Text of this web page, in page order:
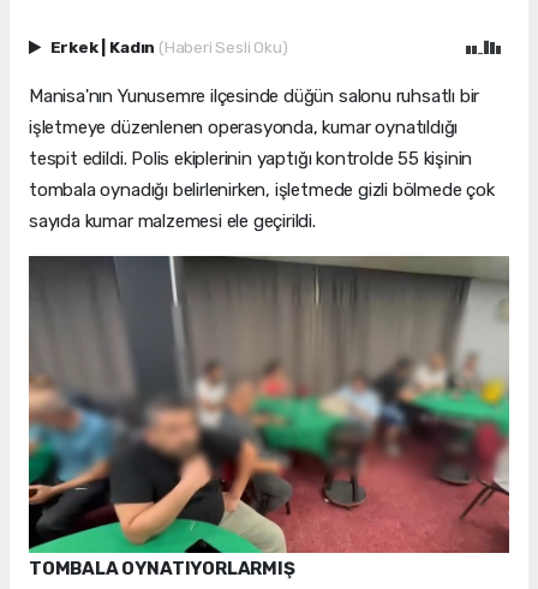
Erkek Kadın (Haberi Sesli Oku)
Manisa'nın Yunusemre ilçesinde düğün salonu ruhsatlı bir
işletmeye düzenlenen operasyonda, kumar oynatıldığı
tespit edildi. Polis ekiplerinin yaptığı kontrolde 55 kişinin
tombala oynadığı belirlenirken, işletmede gizli bölmede çok
sayıda kumar malzemesi ele geçirildi.
TOMBALA OYNATIYORLARMIŞ